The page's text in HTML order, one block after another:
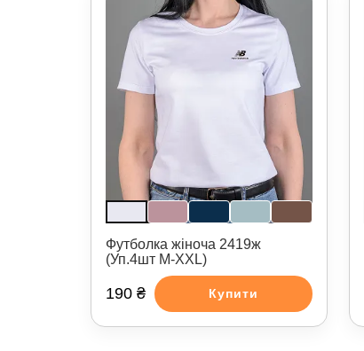
Футболка жіноча 2419ж
(Уп.4шт M-XXL)
190 ₴ Купити